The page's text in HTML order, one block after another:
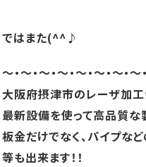
ではまた(^^♪
～・～・～・～・～・～・～・
大阪府摂津市のレーザ加工
最新設備を使って高品質な
板金だけでなく、パイプな
等も出来ます！！